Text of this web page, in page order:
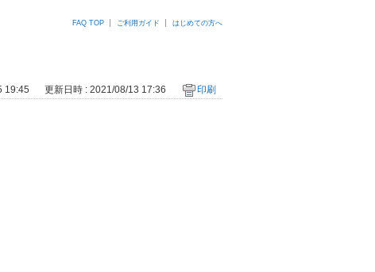
FAQ TOP ご利用ガイド はじめての方へ
19:45 更新日時 : 2021/08/13 17:36 印刷